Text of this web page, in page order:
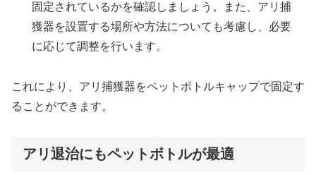
固定されているかを確認しましょう。また、アリ捕
獲器を設置する場所や方法についても考慮し、必要
に応じて調整を行います。
これにより、アリ捕獲器をペットボトルキャップで固定す
ることができます。
アリ退治にもペットボトルが最適